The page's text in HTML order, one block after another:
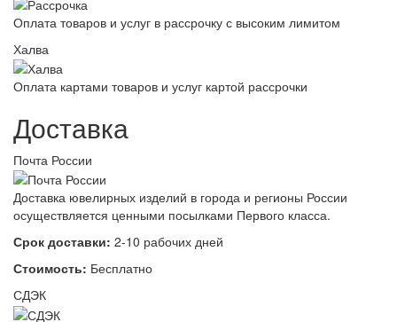
Оплата товаров и услуг в рассрочку с высоким лимитом
Халва
Оплата картами товаров и услуг картой рассрочки
Доставка
Почта России
Доставка ювелирных изделий в города и регионы России
осуществляется ценными посылками Первого класса.
Срок доставки: 2-10 рабочих дней
Стоимость: Бесплатно
СДЭК